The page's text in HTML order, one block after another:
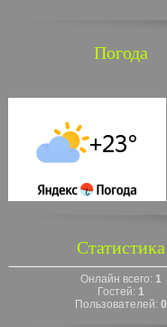
Погода
Статистика
Онлайн всего: 1
Гостей: 1
Пользователей: 0